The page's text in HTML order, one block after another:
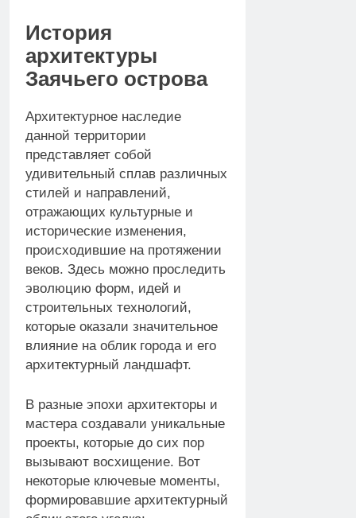
История
архитектуры
Заячьего острова
Архитектурное наследие
данной территории
представляет собой
удивительный сплав различных
стилей и направлений,
отражающих культурные и
исторические изменения,
происходившие на протяжении
веков. Здесь можно проследить
эволюцию форм, идей и
строительных технологий,
которые оказали значительное
влияние на облик города и его
архитектурный ландшафт.
В разные эпохи архитекторы и
мастера создавали уникальные
проекты, которые до сих пор
вызывают восхищение. Вот
некоторые ключевые моменты,
формировавшие архитектурный